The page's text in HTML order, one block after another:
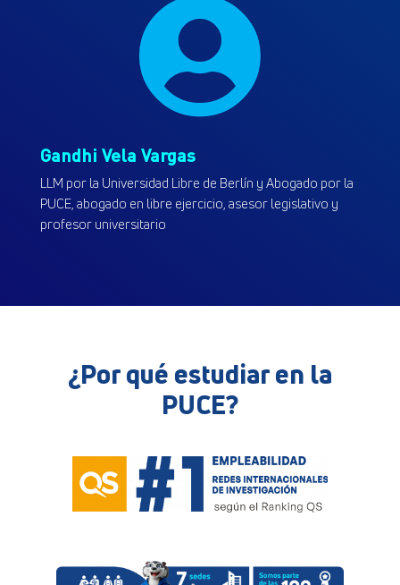

Gandhi Vela Vargas
LLM por la Universidad Libre de Berlín y Abogado por la
PUCE, abogado en libre ejercicio, asesor legislativo y
profesor universitario
¿Por qué estudiar en la
PUCE?